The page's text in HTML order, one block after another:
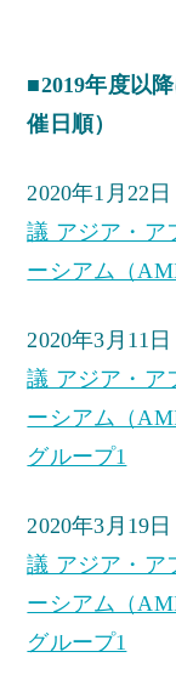
■2019年度以
催日順）
2020年1月22
議 アジア・ア
ーシアム（
2020年3月11
議 アジア・ア
ーシアム（
グループ1
2020年3月19
議 アジア・ア
ーシアム（
グループ1